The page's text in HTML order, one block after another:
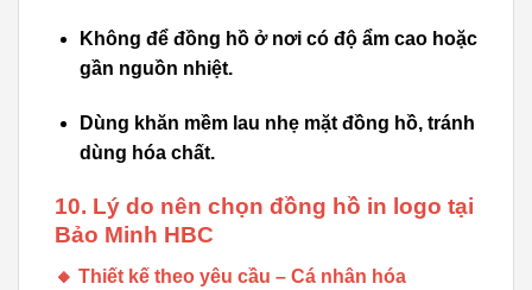
Không để đồng hồ ở nơi có độ ẩm cao hoặc
gần nguồn nhiệt.
Dùng khăn mềm lau nhẹ mặt đồng hồ, tránh
dùng hóa chất.
10. Lý do nên chọn đồng hồ in logo tại
Bảo Minh HBC
🔸 Thiết kế theo yêu cầu – Cá nhân hóa